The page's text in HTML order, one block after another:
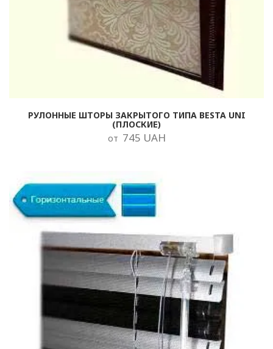
РУЛОННЫЕ ШТОРЫ ЗАКРЫТОГО ТИПА BESTA UNI
(ПЛОСКИЕ)
от 745 UAH